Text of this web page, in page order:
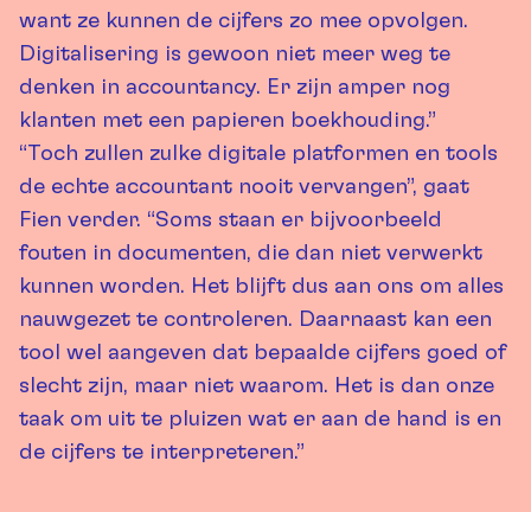
want ze kunnen de cijfers zo mee opvolgen.
Digitalisering is gewoon niet meer weg te
denken in accountancy. Er zijn amper nog
klanten met een papieren boekhouding.”
“Toch zullen zulke digitale platformen en tools
de echte accountant nooit vervangen”, gaat
Fien verder. “Soms staan er bijvoorbeeld
fouten in documenten, die dan niet verwerkt
kunnen worden. Het blijft dus aan ons om alles
nauwgezet te controleren. Daarnaast kan een
tool wel aangeven dat bepaalde cijfers goed of
slecht zijn, maar niet waarom. Het is dan onze
taak om uit te pluizen wat er aan de hand is en
de cijfers te interpreteren.”